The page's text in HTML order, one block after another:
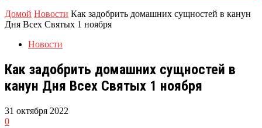
Домой Новости Как задобрить домашних сущностей в канун
Дня Всех Святых 1 ноября
Новости
Как задобрить домашних сущностей в
канун Дня Всех Святых 1 ноября
31 октября 2022
0